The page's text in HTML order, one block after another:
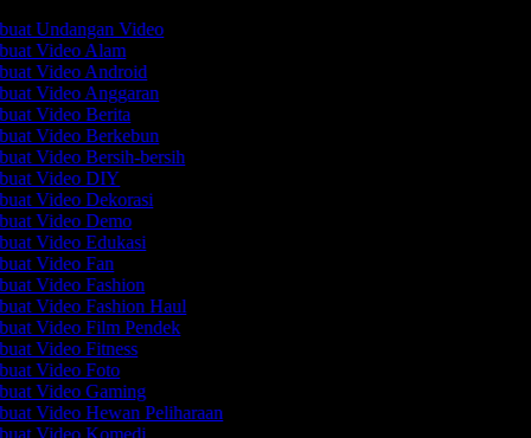
Undangan Video
Video Alam
Video Android
Video Anggaran
Video Berita
Video Berkebun
Video Bersih-bersih
Video DIY
Video Dekorasi
Video Demo
Video Edukasi
Video Fan
Video Fashion
Video Fashion Haul
Video Film Pendek
Video Fitness
Video Foto
Video Gaming
Video Hewan Peliharaan
Video Komedi